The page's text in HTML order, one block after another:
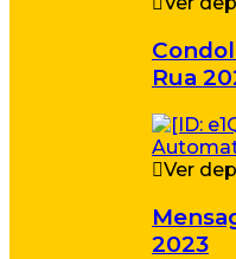
Rua
Ver
2023